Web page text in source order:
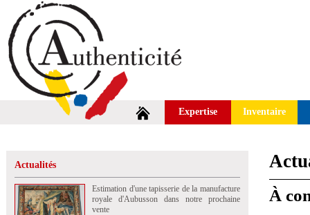
Expertise Inventaire
Actualités
Estimation d'une tapisserie de la manufacture
royale d'Aubusson dans notre prochaine
vente
À